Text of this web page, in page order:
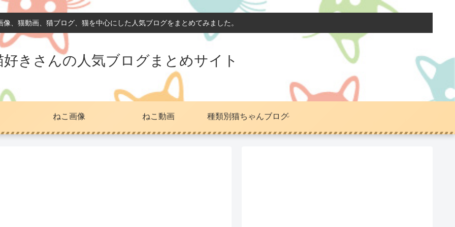
像、猫動画、猫ブログ、猫を中心にした人気ブログをまとめてみました。
好きさんの人気ブログまとめサイト
ねこ画像 ねこ動画 種類別猫ちゃんブログ